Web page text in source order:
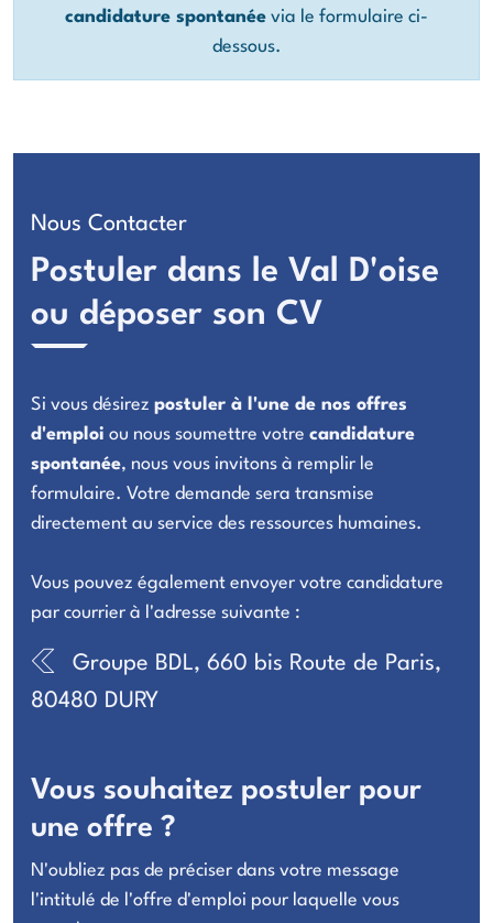
candidature spontanée via le formulaire ci-
dessous.
Nous Contacter
Postuler dans le Val D'oise
ou déposer son CV
Si vous désirez postuler à l'une de nos offres
d'emploi ou nous soumettre votre candidature
spontanée, nous vous invitons à remplir le
formulaire. Votre demande sera transmise
directement au service des ressources humaines.
Vous pouvez également envoyer votre candidature
par courrier à l'adresse suivante :
Groupe BDL, 660 bis Route de Paris,
80480 DURY
Vous souhaitez postuler pour
une offre ?
N'oubliez pas de préciser dans votre message
l'intitulé de l'offre d'emploi pour laquelle vous